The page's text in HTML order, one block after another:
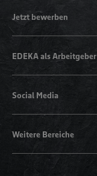
Jetzt bewerben
EDEKA als Arbeitgeber
Social Media
Weitere Bereiche